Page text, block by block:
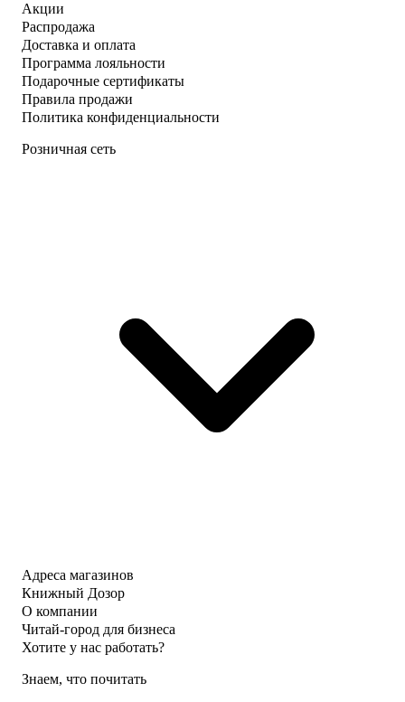
Акции
Распродажа
Доставка и оплата
Программа лояльности
Подарочные сертификаты
Правила продажи
Политика конфиденциальности
Розничная сеть
Адреса магазинов
Книжный Дозор
О компании
Читай-город для бизнеса
Хотите у нас работать?
Знаем, что почитать